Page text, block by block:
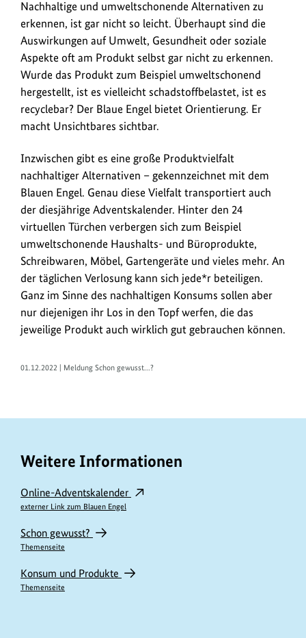
Alternativen
beim
Einkauf.
Nachhaltige und umweltschonende Alternativen zu
erkennen, ist gar nicht so leicht. Überhaupt sind die
Auswirkungen auf Umwelt, Gesundheit oder soziale
Aspekte oft am Produkt selbst gar nicht zu erkennen.
Wurde das Produkt zum Beispiel umweltschonend
hergestellt, ist es vielleicht schadstoffbelastet, ist es
recyclebar? Der Blaue Engel bietet Orientierung. Er
macht Unsichtbares sichtbar.
Inzwischen gibt es eine große Produktvielfalt
nachhaltiger Alternativen – gekennzeichnet mit dem
Blauen Engel. Genau diese Vielfalt transportiert auch
der diesjährige Adventskalender. Hinter den 24
virtuellen Türchen verbergen sich zum Beispiel
umweltschonende Haushalts- und Büroprodukte,
Schreibwaren, Möbel, Gartengeräte und vieles mehr. An
der täglichen Verlosung kann sich jede*r beteiligen.
Ganz im Sinne des nachhaltigen Konsums sollen aber
nur diejenigen ihr Los in den Topf werfen, die das
jeweilige Produkt auch wirklich gut gebrauchen können.
01.12.2022 | Meldung Schon gewusst...?
Weitere Informationen
Online-Adventskalender
externer Link zum Blauen Engel
Schon gewusst?
Themenseite
Konsum und Produkte
Themenseite